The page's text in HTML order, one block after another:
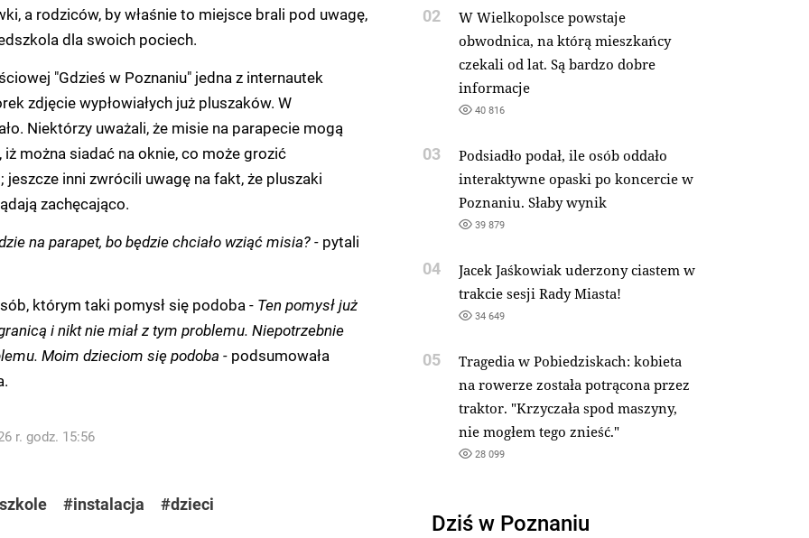
a rodziców, by właśnie to miejsce brali pod uwagę,
dla swoich pociech.
"Gdzieś w Poznaniu" jedna z internautek
zdjęcie wypłowiałych już pluszaków. W
Niektórzy uważali, że misie na parapecie mogą
można siadać na oknie, co może grozić
jeszcze inni zwrócili uwagę na fakt, że pluszaki
zachęcająco.
na parapet, bo będzie chciało wziąć misia? - pytali
którym taki pomysł się podoba - Ten pomysł już
i nikt nie miał z tym problemu. Niepotrzebnie
Moim dzieciom się podoba - podsumowała
r. godz. 15:56
#instalacja #dzieci
02
W Wielkopolsce powstaje
obwodnica, na którą mieszkańcy
czekali od lat. Są bardzo dobre
informacje
40 816
03
Podsiadło podał, ile osób oddało
interaktywne opaski po koncercie w
Poznaniu. Słaby wynik
39 879
04
Jacek Jaśkowiak uderzony ciastem w
trakcie sesji Rady Miasta!
34 649
05
Tragedia w Pobiedziskach: kobieta
na rowerze została potrącona przez
traktor. "Krzyczała spod maszyny,
nie mogłem tego znieść."
28 099
Dziś w Poznaniu